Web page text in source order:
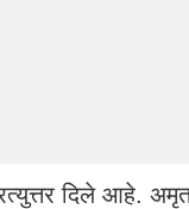
दिले आहे.